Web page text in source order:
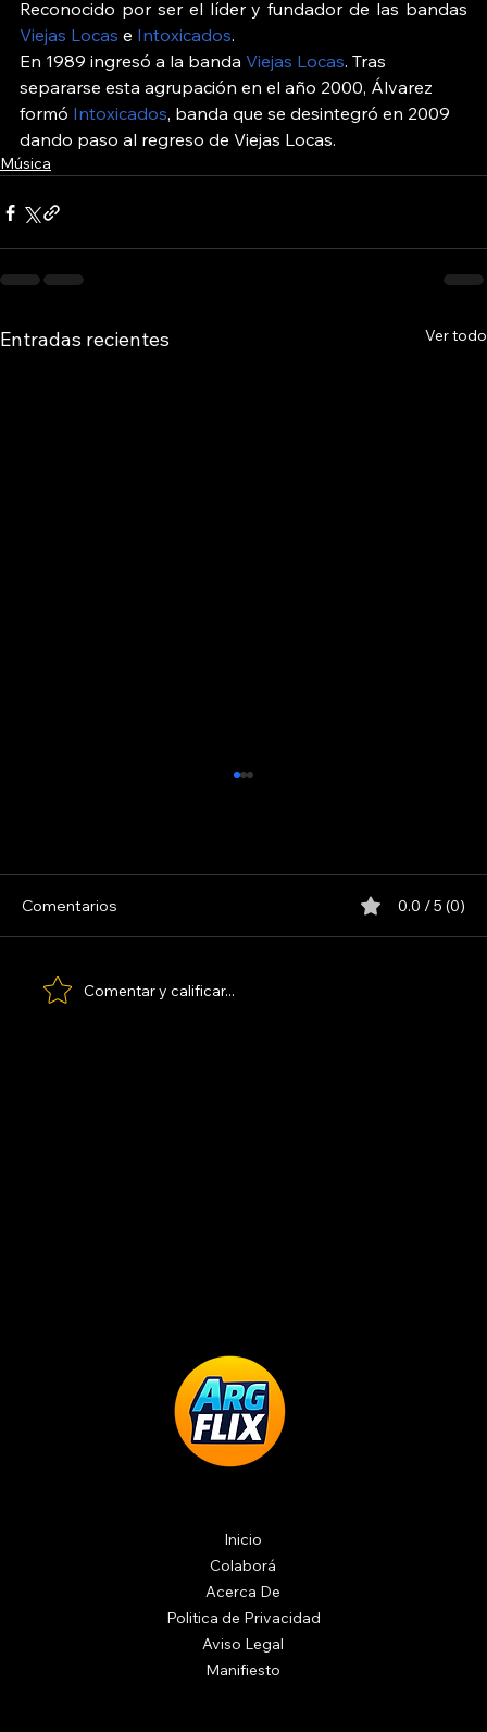
Viejas Locas e Intoxicados.
En 1989 ingresó a la banda Viejas Locas. Tras
separarse esta agrupación en el año 2000, Álvarez
formó Intoxicados, banda que se desintegró en 2009
dando paso al regreso de Viejas Locas.
Música
Entradas recientes Ver todo
INDIO SOLARI
Comentarios 0.0 / 5 (0)
Comentar y calificar...
Inicio
Colaborá
Acerca De
Politica de Privacidad
Aviso Legal
Manifiesto